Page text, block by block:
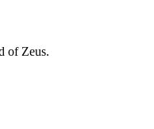
of Zeus.